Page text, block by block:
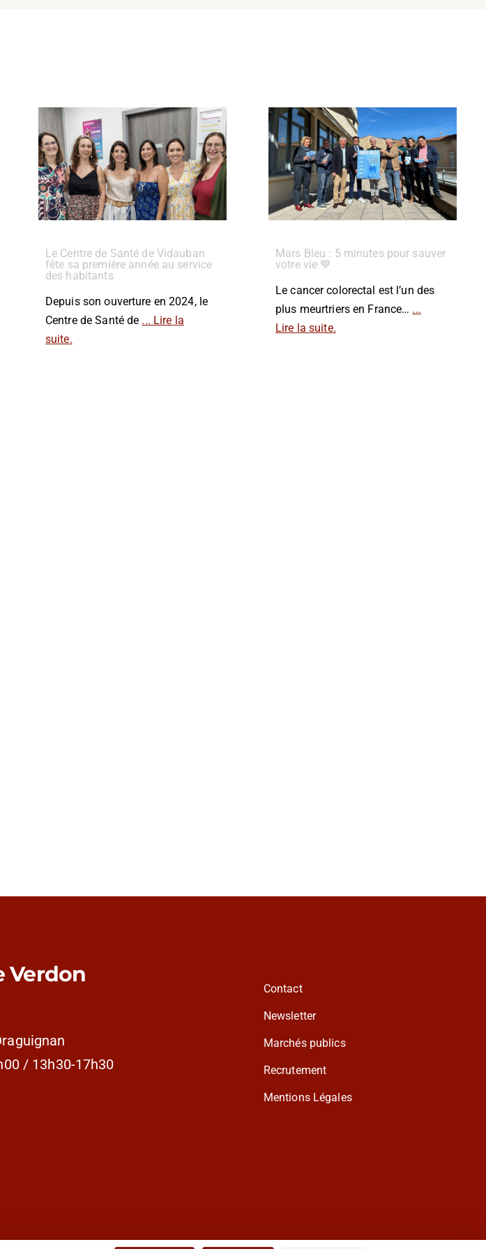
Le Centre de Santé de Vidauban
fête sa première année au service
des habitants
Depuis son ouverture en 2024, le
Centre de Santé de ... Lire la
suite.
Mars Bleu : 5 minutes pour sauver
votre vie 💙
Le cancer colorectal est l’un des
plus meurtriers en France… ...
Lire la suite.
Verdon
/ 13h30-17h30
Contact
Newsletter
Marchés publics
Recrutement
Mentions Légales